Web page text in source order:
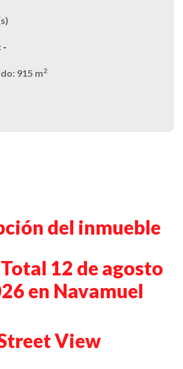
-
915 m2
del inmueble
12 de agosto
en Navamuel
View